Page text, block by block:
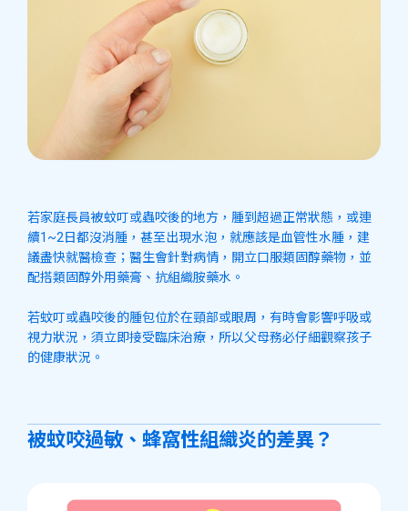
若家庭長員被蚊叮或蟲咬後的地方，腫到超過正常狀態，或連
續1~2日都沒消腫，甚至出現水泡，就應該是血管性水腫，建
議盡快就醫檢查；醫生會針對病情，開立口服類固醇藥物，並
配搭類固醇外用藥膏、抗組織胺藥水。
若蚊叮或蟲咬後的腫包位於在頸部或眼周，有時會影響呼吸或
視力狀況，須立即接受臨床治療，所以父母務必仔細觀察孩子
的健康狀況。
被蚊咬過敏、蜂窩性組織炎的差異？